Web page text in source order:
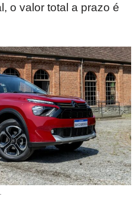
o valor total a prazo é